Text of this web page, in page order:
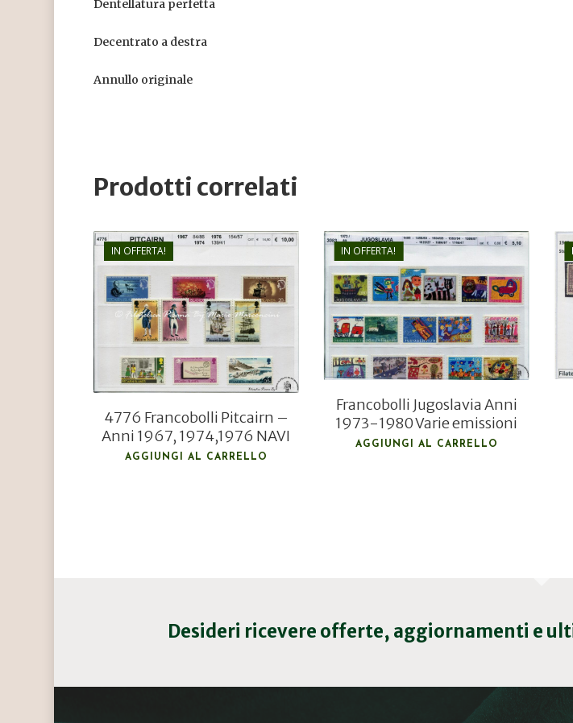
Dentellatura perfetta
Decentrato a destra
Annullo originale
Prodotti correlati
IN OFFERTA!
€10,00
€7,20
4776 Francobolli Pitcairn –
Anni 1967, 1974,1976 NAVI
AGGIUNGI AL CARRELLO
IN OFFERTA!
€5,10
Francobolli Jugoslavia Anni
1973-1980 Varie emissioni
AGGIUNGI AL CARRELLO
Desideri ricevere offerte, aggiornamenti e